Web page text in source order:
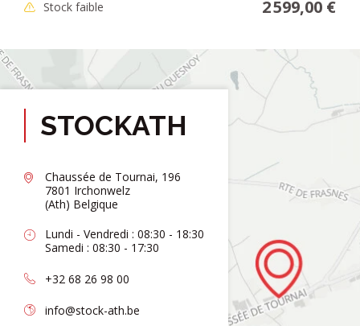
Stock faible 2 599,00 €
STOCKATH
Chaussée de Tournai, 196
7801 Irchonwelz
(Ath) Belgique
Lundi - Vendredi : 08:30 - 18:30
Samedi : 08:30 - 17:30
+32 68 26 98 00
info@stock-ath.be